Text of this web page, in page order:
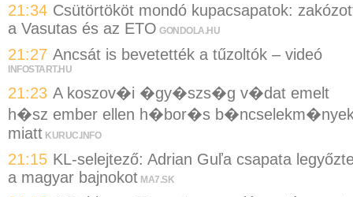
21:34 Csütörtököt mondó kupacsapatok:
a Vasutas és az ETO GONDOLA.HU
21:27 Ancsát is bevetették a tűzoltók – videó
INFOSTART.HU
21:23 A koszov�i �gy�szs�g v�dat emelt
h�sz ember ellen h�bor�s
miatt KURUC.INFO
21:15 KL-selejtező: Adrian Guľa csapata
a magyar bajnokot MA7.SK